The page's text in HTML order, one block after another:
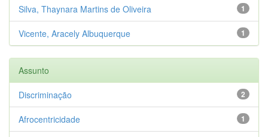
1
Silva, Thaynara Martins de Oliveira
1
Vicente, Aracely Albuquerque
Assunto
2
Discriminação
1
Afrocentricidade